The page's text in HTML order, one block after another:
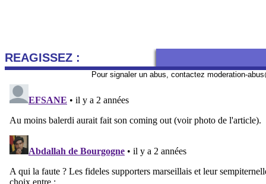
REAGISSEZ :
Pour signaler un abus, contactez moderation-